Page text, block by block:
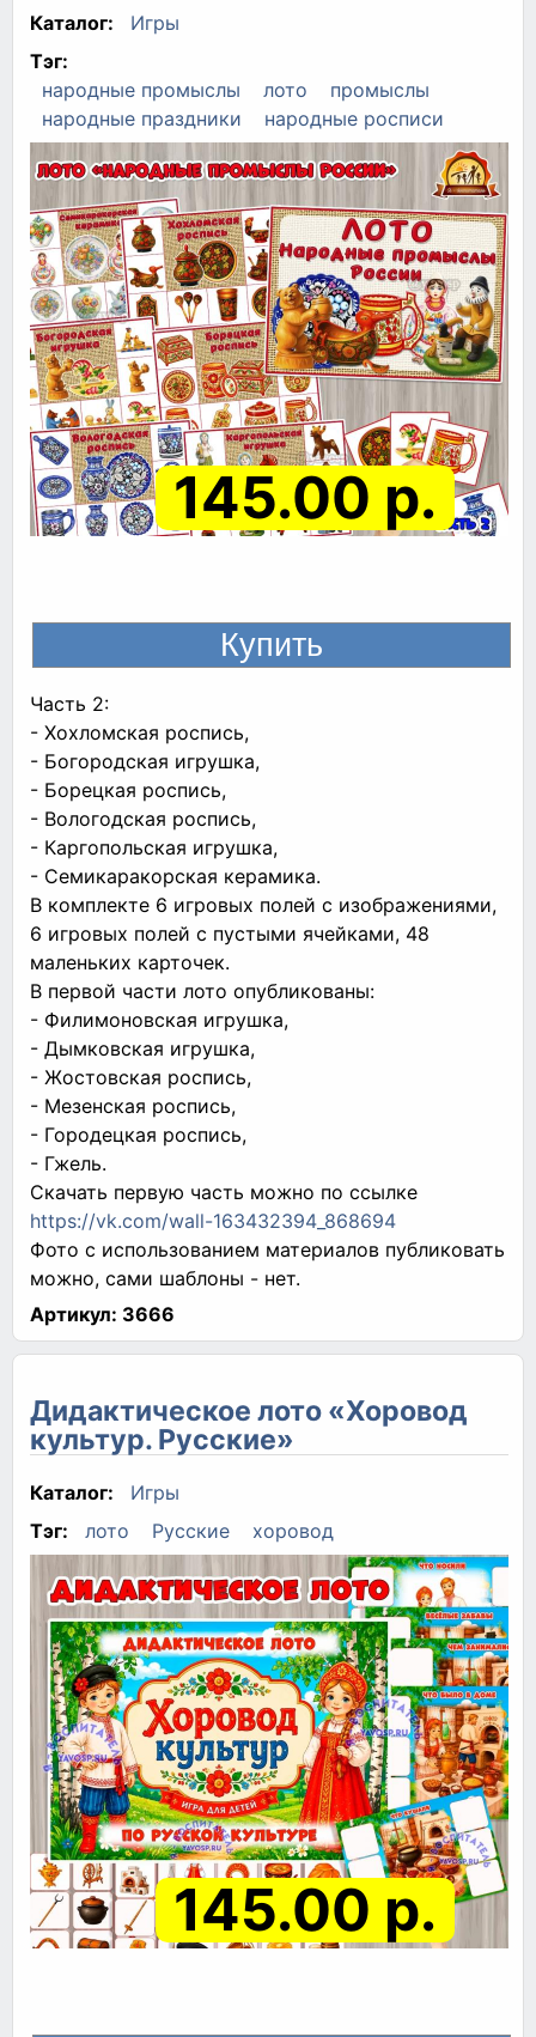
Каталог:
Игры
Тэг:
народные промыслы
лото
промыслы
народные праздники
народные росписи
145.00 р.
Часть 2:
- Хохломская роспись,
- Богородская игрушка,
- Борецкая роспись,
- Вологодская роспись,
- Каргопольская игрушка,
- Семикаракорская керамика.
В комплекте 6 игровых полей с изображениями,
6 игровых полей с пустыми ячейками, 48
маленьких карточек.
В первой части лото опубликованы:
- Филимоновская игрушка,
- Дымковская игрушка,
- Жостовская роспись,
- Мезенская роспись,
- Городецкая роспись,
- Гжель.
Скачать первую часть можно по ссылке
https://vk.com/wall-163432394_868694
Фото с использованием материалов публиковать
можно, сами шаблоны - нет.
Артикул: 3666
Дидактическое лото «Хоровод
культур. Русские»
Каталог:
Игры
Тэг:
лото Русские хоровод
145.00 р.